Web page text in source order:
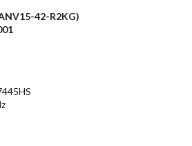
42-R2KG)